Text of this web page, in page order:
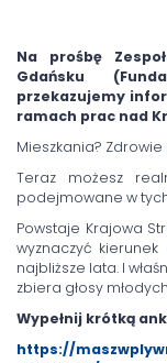
Na prośbę
Gdańsku
przekazujemy
ramach prac nad
Mieszkania?
Teraz możesz
podejmowane w
Powstaje Krajowa
wyznaczyć
najbliższe lata. I
zbiera głosy
Wypełnij krótką
https://